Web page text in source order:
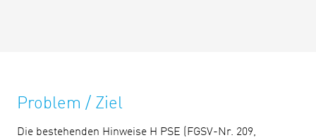
Problem / Ziel
Die bestehenden Hinweise H PSE (FGSV-Nr. 209,